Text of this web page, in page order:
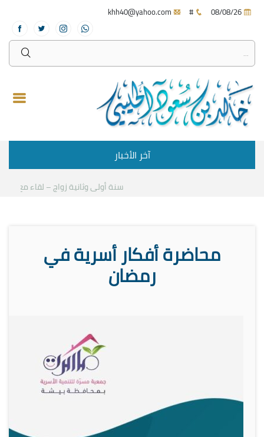
#
آخر الأخبار
سنة أولى وثانية زواج – لقاء مع
محاضرة أفكار أسرية في
رمضان